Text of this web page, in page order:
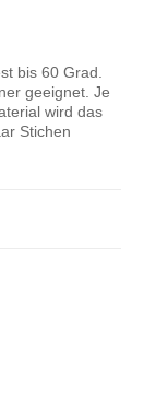
bis 60 Grad.
geeignet. Je
wird das
Stichen